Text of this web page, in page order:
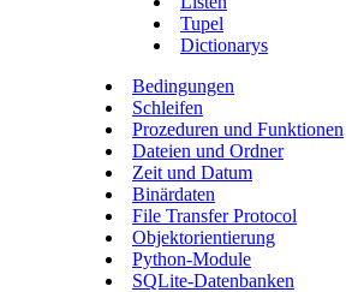
Tupel
Dictionarys
Bedingungen
Schleifen
Prozeduren und Funktionen
Dateien und Ordner
Zeit und Datum
Binärdaten
File Transfer Protocol
Objektorientierung
Python-Module
SQLite-Datenbanken